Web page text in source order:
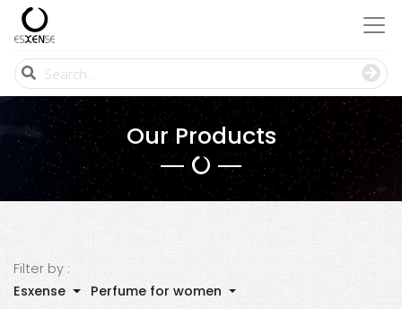
Our Products
Filter by :
Esxense
Perfume for women